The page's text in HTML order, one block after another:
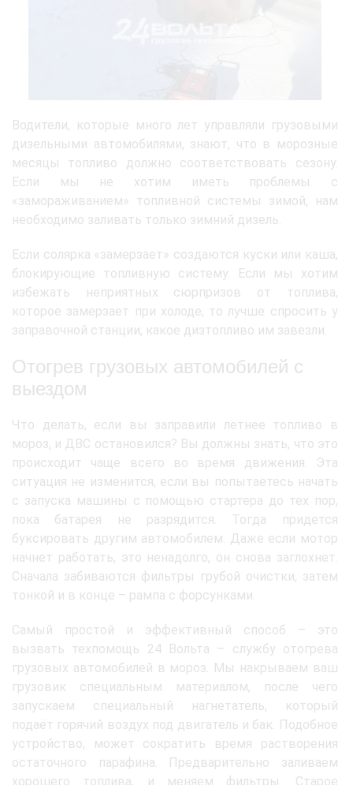
Водители, которые много лет управляли грузовыми
дизельными автомобилями, знают, что в морозные
месяцы топливо должно соответствовать сезону.
Если мы не хотим иметь проблемы с
«замораживанием» топливной системы зимой, нам
необходимо заливать только зимний дизель.
Если солярка «замерзает» создаются куски или каша,
блокирующие топливную систему. Если мы хотим
избежать неприятных сюрпризов от топлива,
которое замерзает при холоде, то лучше спросить у
заправочной станции, какое дизтопливо им завезли.
Отогрев грузовых автомобилей с
выездом
Что делать, если вы заправили летнее топливо в
мороз, и ДВС остановился? Вы должны знать, что это
происходит чаще всего во время движения. Эта
ситуация не изменится, если вы попытаетесь начать
с запуска машины с помощью стартера до тех пор,
пока батарея не разрядится. Тогда придется
буксировать другим автомобилем. Даже если мотор
начнет работать, это ненадолго, он снова заглохнет.
Сначала забиваются фильтры грубой очистки, затем
тонкой и в конце – рампа с форсунками.
Самый простой и эффективный способ – это
вызвать техпомощь 24 Вольта – службу отогрева
грузовых автомобилей в мороз. Мы накрываем ваш
грузовик специальным материалом, после чего
запускаем специальный нагнетатель, который
подаёт горячий воздух под двигатель и бак. Подобное
устройство, может сократить время растворения
остаточного парафина. Предварительно заливаем
хорошего топлива, и меняем фильтры. Старое